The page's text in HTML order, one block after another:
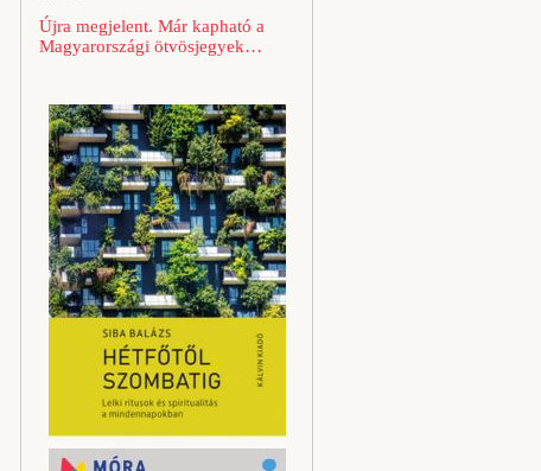
Újra megjelent. Már kapható a
Magyarországi ötvösjegyek…